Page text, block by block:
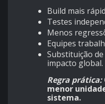
Build mais
Testes
Menos
Equipes
Substituição
impacto global.
Regra prática:
menor
sistema.